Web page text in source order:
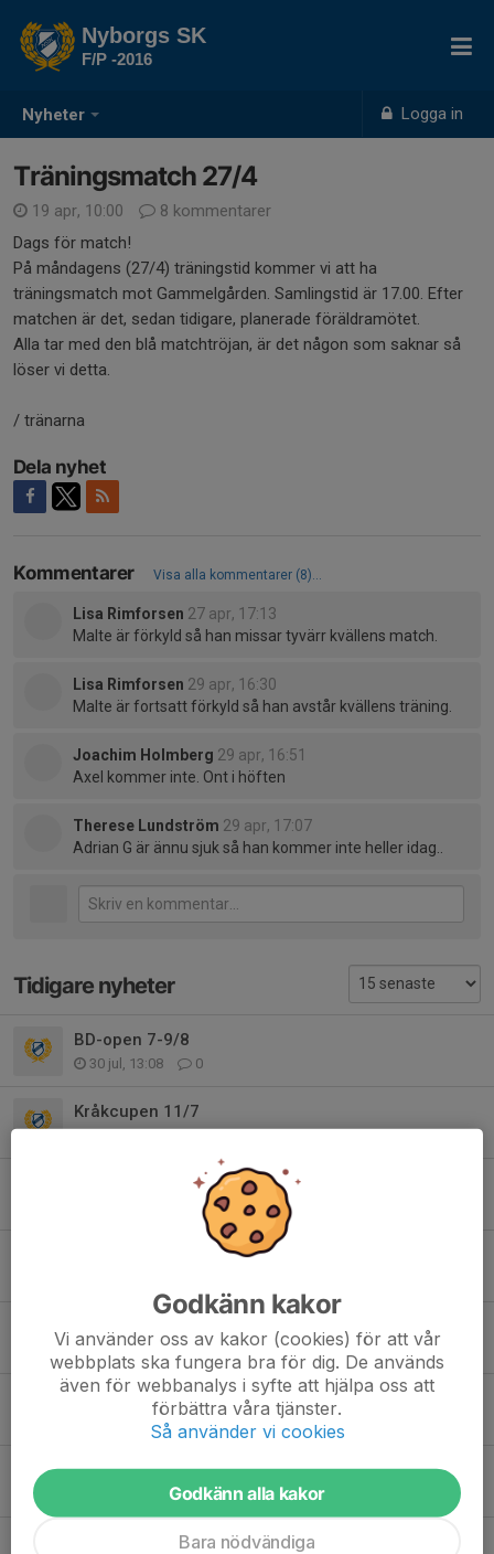
Nyheter Logga in
Nyborgs SK
F/P -2016
Träningsmatch 27/4
19 apr, 10:00
8 kommentarer
Dags för match!
På måndagens (27/4) träningstid kommer vi att ha
träningsmatch mot Gammelgården. Samlingstid är 17.00. Efter
matchen är det, sedan tidigare, planerade föräldramötet.
Alla tar med den blå matchtröjan, är det någon som saknar så
löser vi detta.
/ tränarna
Dela nyhet
Kommentarer Visa alla kommentarer (8)...
Lisa Rimforsen 27 apr, 17:13
Malte är förkyld så han missar tyvärr kvällens match.
Lisa Rimforsen 29 apr, 16:30
Malte är fortsatt förkyld så han avstår kvällens träning.
Joachim Holmberg 29 apr, 16:51
Axel kommer inte. Ont i höften
Therese Lundström 29 apr, 17:07
Adrian G är ännu sjuk så han kommer inte heller idag..
Tidigare nyheter
BD-open 7-9/8
30 jul, 13:08 0
Kråkcupen 11/7
5 jul, 11:05 0
1
OBS! Ny plan till em match!
26 jun, 10:22 1
Barnens hinderbana 21/6
20 jun, 11:27
Svart tröja.
16 jun, 22:14 0
Information inför Lycksele
Godkänn kakor
Vi använder oss av kakor (cookies) för att vår
webbplats ska fungera bra för dig. De används
även för webbanalys i syfte att hjälpa oss att
förbättra våra tjänster.
Så använder vi cookies
Godkänn alla kakor
Bara nödvändiga